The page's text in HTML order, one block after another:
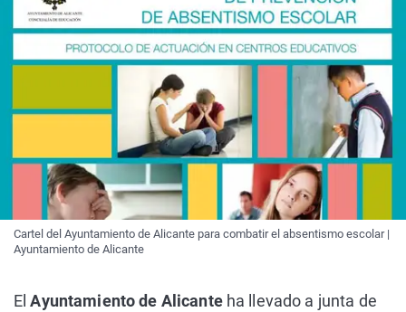
Cartel del Ayuntamiento de Alicante para combatir el absentismo escolar |
Ayuntamiento de Alicante
ElAyuntamiento de Alicanteha llevado a junta de